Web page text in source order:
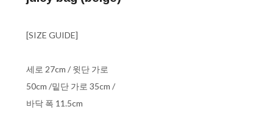
[SIZE GUIDE]
세로 27cm / 윗단 가로
50cm /밑단 가로 35cm /
바닥 폭 11.5cm